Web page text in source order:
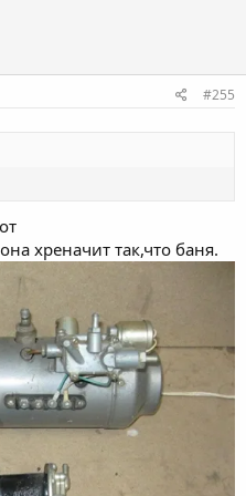
#255
хреначит так,что баня.